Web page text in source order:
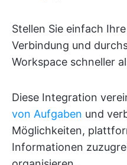
Stellen Sie einfach
Verbindung und
Workspace schneller
Diese Integration
von Aufgaben und
Möglichkeiten,
Informationen